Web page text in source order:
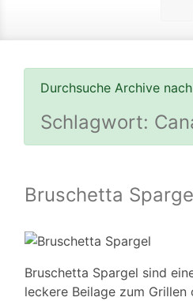
Durchsuche Archive nach
Schlagwort:
Bruschetta
Bruschetta Spargel sind
leckere Beilage zum